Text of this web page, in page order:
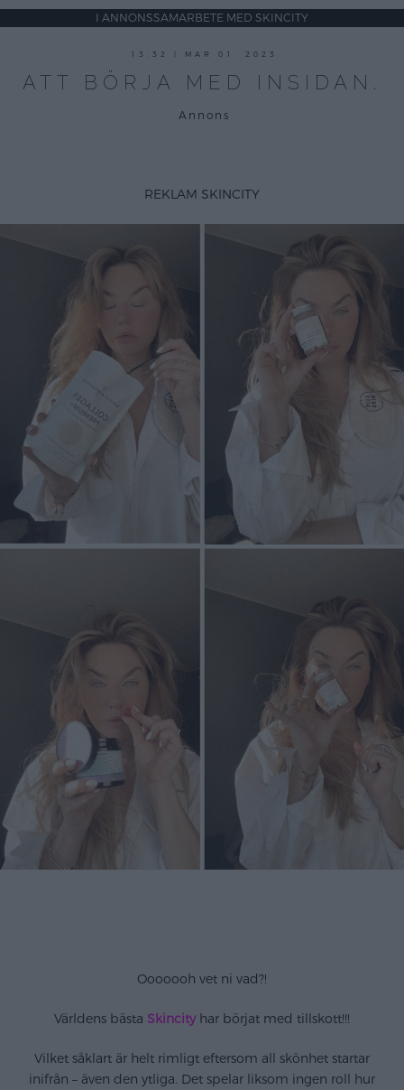
I ANNONSSAMARBETE MED SKINCITY
13:32 | MAR 01. 2023
2023
ATT BÖRJA MED INSIDAN.
Annons
REKLAM SKINCITY
Ooooooh vet ni vad?!
Världens bästa Skincityhar börjat med tillskott!!!
Vilket såklart är helt rimligt eftersom all skönhet startar
inifrån – även den ytliga. Det spelar liksom ingen roll hur